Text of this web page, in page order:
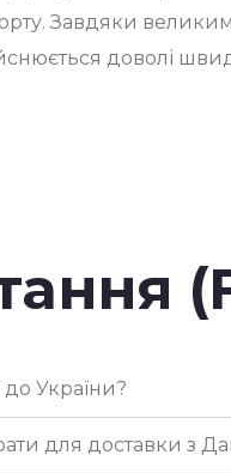
Завдяки
доволі
рішень для різних
рішення для
транспортування
до України?
для доставки з